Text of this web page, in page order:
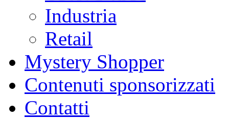
Industria
Retail
Mystery Shopper
Contenuti sponsorizzati
Contatti